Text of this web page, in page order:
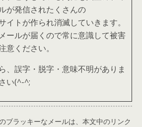
が発信されたくさんの
イトが作られ消滅していきます。
ールが届くので常に意識して被害
意ください。
、誤字・脱字・意味不明がありま
い(^-^;
ブラッキーなメールは、本文中のリンク